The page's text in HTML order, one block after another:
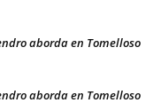
aborda en Tomelloso
aborda en Tomelloso